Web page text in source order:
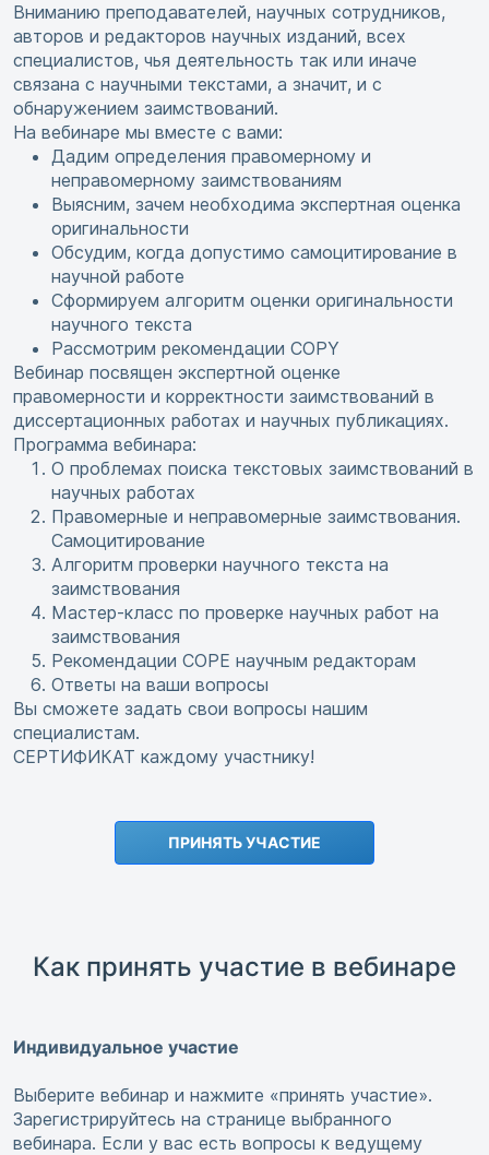
Вниманию преподавателей, научных сотрудников,
авторов и редакторов научных изданий, всех
специалистов, чья деятельность так или иначе
связана с научными текстами, а значит, и с
обнаружением заимствований.
На вебинаре мы вместе с вами:
Дадим определения правомерному и
неправомерному заимствованиям
Выясним, зачем необходима экспертная оценка
оригинальности
Обсудим, когда допустимо самоцитирование в
научной работе
Сформируем алгоритм оценки оригинальности
научного текста
Рассмотрим рекомендации COPY
Вебинар посвящен экспертной оценке
правомерности и корректности заимствований в
диссертационных работах и научных публикациях.
Программа вебинара:
О проблемах поиска текстовых заимствований в
научных работах
Правомерные и неправомерные заимствования.
Самоцитирование
Алгоритм проверки научного текста на
заимствования
Мастер-класс по проверке научных работ на
заимствования
Рекомендации COPE научным редакторам
Ответы на ваши вопросы
Вы сможете задать свои вопросы нашим
специалистам.
СЕРТИФИКАТ каждому участнику!
ПРИНЯТЬ УЧАСТИЕ
Как принять участие в вебинаре
Индивидуальное участие
Выберите вебинар и нажмите «принять участие».
Зарегистрируйтесь на странице выбранного
вебинара. Если у вас есть вопросы к ведущему